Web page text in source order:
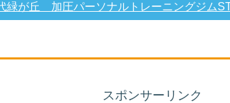
緑が丘 加圧パーソナルトレーニングジム
スポンサーリンク